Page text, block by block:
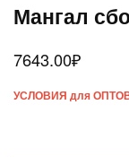
Мангал
7643.00₽
УСЛОВИЯ для